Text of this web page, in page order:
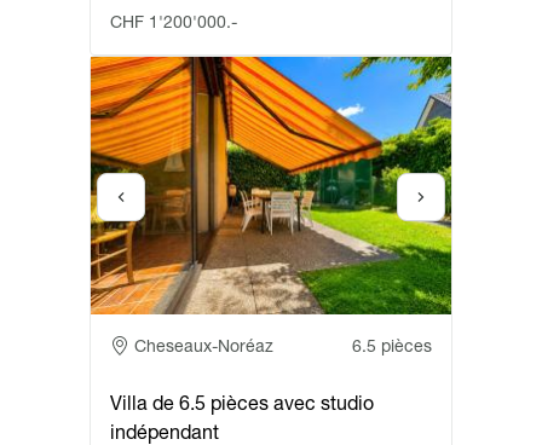
CHF 1'200'000.-
Adresse
Cheseaux-Noréaz 6.5 pièces
Villa de 6.5 pièces avec studio
indépendant